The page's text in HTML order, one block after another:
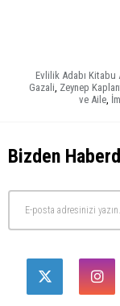
Evlilik Adabı Kitabu
Gazali Zeynep
ve Aile
Bizden